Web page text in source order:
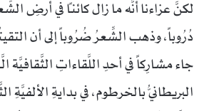
لكنَّ عزاءنا أنَّه ما زال كائناً في أرضِ
دُرُوباً، وذهب الشِّعرُ ضُرُوباً إلى أن
جاء مشارِكاً في أحدِ اللَّقاءاتِ الثَّقافيَّة
البريطانيُّ بالخرطوم، في بدايةِ الألفيَّةِ